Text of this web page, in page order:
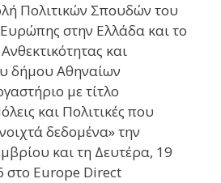
Πολιτικών Σπουδών του
στην Ελλάδα και το
και
δήμου Αθηναίων
με τίτλο
και Πολιτικές που
δεδομένα» την
και τη Δευτέρα, 19
στο Europe Direct